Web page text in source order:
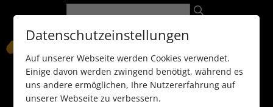
089 / 8 11 90 15
Datenschutzeinstellungen
Auf unserer Webseite werden Cookies verwendet.
Einige davon werden zwingend benötigt, während es
uns andere ermöglichen, Ihre Nutzererfahrung auf
unserer Webseite zu verbessern.